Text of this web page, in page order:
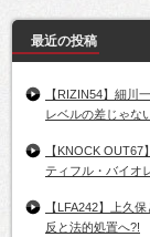
最近の投稿
【RIZIN54】細川
レベルの差じゃな
【KNOCK
ティフル・バイオ
【LFA242】上久
反と法的処置へ?!